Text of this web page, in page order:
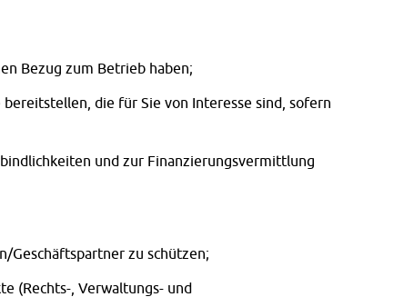
Bezug zum Betrieb haben;
die für Sie von Interesse sind, sofern
und zur Finanzierungsvermittlung
Geschäftspartner zu schützen;
(Rechts-, Verwaltungs- und